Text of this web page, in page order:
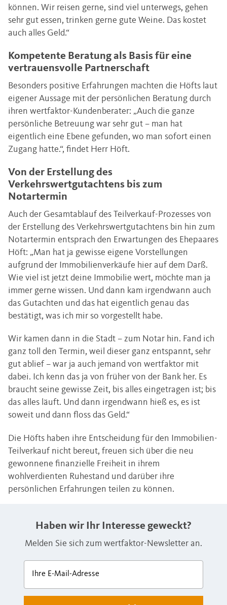
können. Wir reisen gerne, sind viel unterwegs, gehen
sehr gut essen, trinken gerne gute Weine. Das kostet
auch alles Geld.“
Kompetente Beratung als Basis für eine
vertrauensvolle Partnerschaft
Besonders positive Erfahrungen machten die Höfts laut
eigener Aussage mit der persönlichen Beratung durch
ihren wertfaktor-Kundenberater: „Auch die ganze
persönliche Betreuung war sehr gut – man hat
eigentlich eine Ebene gefunden, wo man sofort einen
Zugang hatte.“, findet Herr Höft.
Von der Erstellung des
Verkehrswertgutachtens bis zum
Notartermin
Auch der Gesamtablauf des Teilverkauf-Prozesses von
der Erstellung des Verkehrswertgutachtens bin hin zum
Notartermin entsprach den Erwartungen des Ehepaares
Höft: „Man hat ja gewisse eigene Vorstellungen
aufgrund der Immobilienverkäufe hier auf dem Darß.
Wie viel ist jetzt deine Immobilie wert, möchte man ja
immer gerne wissen. Und dann kam irgendwann auch
das Gutachten und das hat eigentlich genau das
bestätigt, was ich mir so vorgestellt habe.
Wir kamen dann in die Stadt – zum Notar hin. Fand ich
ganz toll den Termin, weil dieser ganz entspannt, sehr
gut ablief – war ja auch jemand von wertfaktor mit
dabei. Ich kenn das ja von früher von der Bank her. Es
braucht seine gewisse Zeit, bis alles eingetragen ist; bis
das alles läuft. Und dann irgendwann hieß es, es ist
soweit und dann floss das Geld.“
Die Höfts haben ihre Entscheidung für den Immobilien-
Teilverkauf nicht bereut, freuen sich über die neu
gewonnene finanzielle Freiheit in ihrem
wohlverdienten Ruhestand und darüber ihre
persönlichen Erfahrungen teilen zu können.
Haben wir Ihr Interesse geweckt?
Melden Sie sich zum wertfaktor-Newsletter an.
Ihre E-Mail-Adresse